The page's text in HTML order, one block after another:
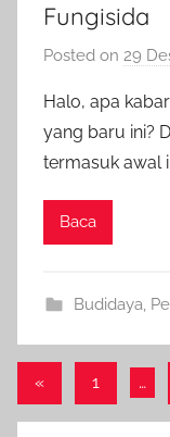
Fungisida
Posted on 29
Halo, apa
yang baru ini?
termasuk awal
Baca
Budidaya
Paginasi
pos
«Previous
Posts
1 …